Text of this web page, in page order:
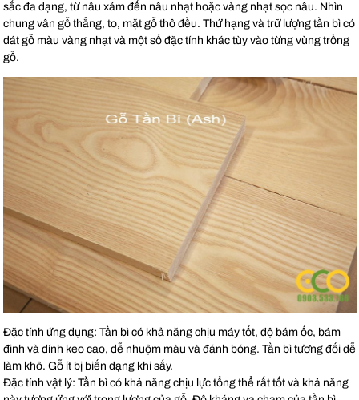
sắc đa dạng, từ nâu xám đến nâu nhạt hoặc vàng nhạt sọc nâu. Nhìn
chung vân gỗ thẳng, to, mặt gỗ thô đều. Thứ hạng và trữ lượng tần bì có
dát gỗ màu vàng nhạt và một số đặc tính khác tùy vào từng vùng trồng
gỗ.
Đặc tính ứng dụng: Tần bì có khả năng chịu máy tốt, độ bám ốc, bám
đinh và dính keo cao, dễ nhuộm màu và đánh bóng. Tần bì tương đối dễ
làm khô. Gỗ ít bị biến dạng khi sấy.
Đặc tính vật lý: Tần bì có khả năng chịu lực tổng thể rất tốt và khả năng